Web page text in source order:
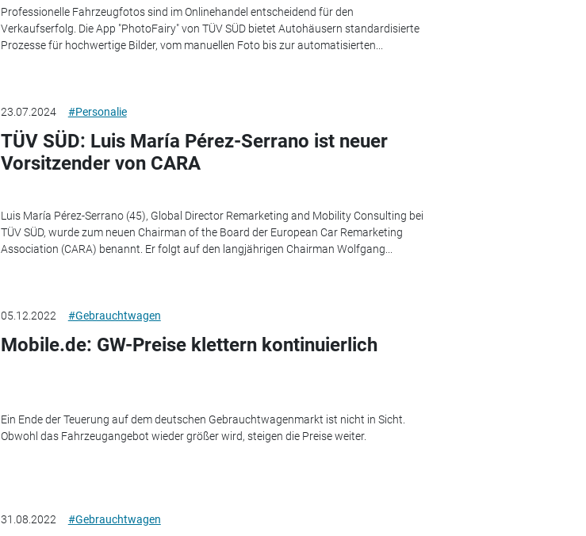
Professionelle Fahrzeugfotos sind im Onlinehandel entscheidend für den
Verkaufserfolg. Die App "PhotoFairy" von TÜV SÜD bietet Autohäusern standardisierte
Prozesse für hochwertige Bilder, vom manuellen Foto bis zur automatisierten...
23.07.2024 #Personalie
TÜV SÜD: Luis María Pérez-Serrano ist neuer
Vorsitzender von CARA
Luis María Pérez-Serrano (45), Global Director Remarketing and Mobility Consulting bei
TÜV SÜD, wurde zum neuen Chairman of the Board der European Car Remarketing
Association (CARA) benannt. Er folgt auf den langjährigen Chairman Wolfgang...
05.12.2022 #Gebrauchtwagen
Mobile.de: GW-Preise klettern kontinuierlich
Ein Ende der Teuerung auf dem deutschen Gebrauchtwagenmarkt ist nicht in Sicht.
Obwohl das Fahrzeugangebot wieder größer wird, steigen die Preise weiter.
31.08.2022 #Gebrauchtwagen